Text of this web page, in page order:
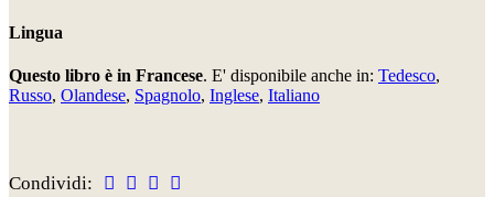
Lingua
Questo libro è in Francese. E' disponibile anche in: Tedesco,
Russo, Olandese, Spagnolo, Inglese, Italiano
Condividi: